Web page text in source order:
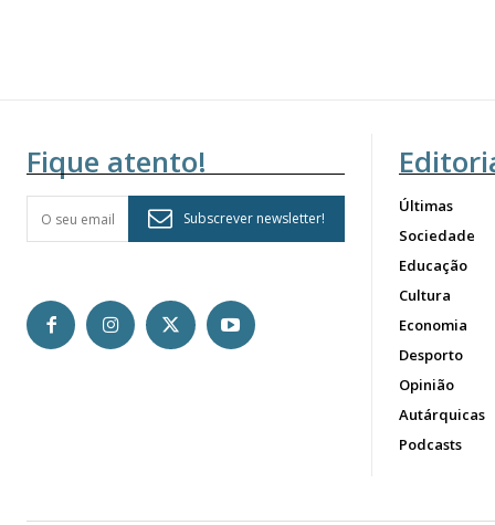
Fique atento!
Subscrever newsletter!
Últimas
Sociedade
Educação
Cultura
Economia
Desporto
Opinião
Autárquicas
Podcasts